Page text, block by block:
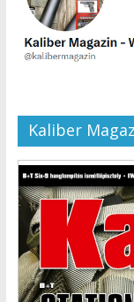
Kaliber